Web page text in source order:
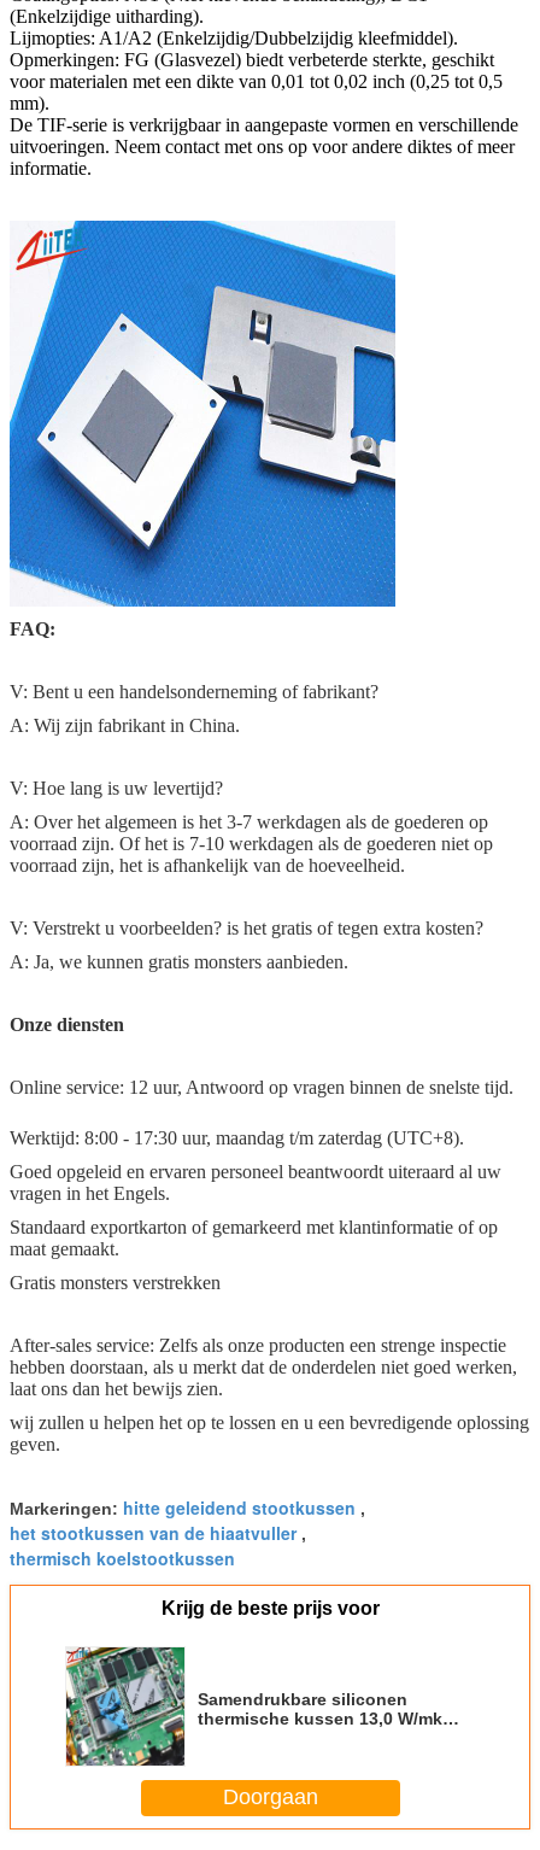
(Enkelzijdige uitharding).
Lijmopties: A1/A2 (Enkelzijdig/Dubbelzijdig kleefmiddel).
Opmerkingen: FG (Glasvezel) biedt verbeterde sterkte, geschikt
voor materialen met een dikte van 0,01 tot 0,02 inch (0,25 tot 0,5
mm).
De TIF-serie is verkrijgbaar in aangepaste vormen en verschillende
uitvoeringen. Neem contact met ons op voor andere diktes of meer
informatie.
FAQ:
V: Bent u een handelsonderneming of fabrikant?
A: Wij zijn fabrikant in China.
V: Hoe lang is uw levertijd?
A: Over het algemeen is het 3-7 werkdagen als de goederen op
voorraad zijn. Of het is 7-10 werkdagen als de goederen niet op
voorraad zijn, het is afhankelijk van de hoeveelheid.
V: Verstrekt u voorbeelden? is het gratis of tegen extra kosten?
A: Ja, we kunnen gratis monsters aanbieden.
Onze diensten
Online service: 12 uur, Antwoord op vragen binnen de snelste tijd.
Werktijd: 8:00 - 17:30 uur, maandag t/m zaterdag (UTC+8).
Goed opgeleid en ervaren personeel beantwoordt uiteraard al uw
vragen in het Engels.
Standaard exportkarton of gemarkeerd met klantinformatie of op
maat gemaakt.
Gratis monsters verstrekken
After-sales service: Zelfs als onze producten een strenge inspectie
hebben doorstaan, als u merkt dat de onderdelen niet goed werken,
laat ons dan het bewijs zien.
wij zullen u helpen het op te lossen en u een bevredigende oplossing
geven.
Markeringen: hitte geleidend stootkussen ,
het stootkussen van de hiaatvuller,
thermisch koelstootkussen
Krijg de beste prijs voor
Samendrukbare siliconen
thermische kussen 13,0 W/mk
oplossingen
Doorgaan